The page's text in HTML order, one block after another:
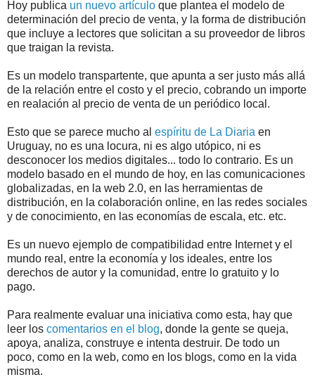
Hoy publica un nuevo artículo que plantea el modelo de
determinación del precio de venta, y la forma de distribución
que incluye a lectores que solicitan a su proveedor de libros
que traigan la revista.
Es un modelo transpartente, que apunta a ser justo más allá
de la relación entre el costo y el precio, cobrando un importe
en realación al precio de venta de un periódico local.
Esto que se parece mucho al espíritu de La Diaria en
Uruguay, no es una locura, ni es algo utópico, ni es
desconocer los medios digitales... todo lo contrario. Es un
modelo basado en el mundo de hoy, en las comunicaciones
globalizadas, en la web 2.0, en las herramientas de
distribución, en la colaboración online, en las redes sociales
y de conocimiento, en las economías de escala, etc. etc.
Es un nuevo ejemplo de compatibilidad entre Internet y el
mundo real, entre la economía y los ideales, entre los
derechos de autor y la comunidad, entre lo gratuito y lo
pago.
Para realmente evaluar una iniciativa como esta, hay que
leer los comentarios en el blog, donde la gente se queja,
apoya, analiza, construye e intenta destruir. De todo un
poco, como en la web, como en los blogs, como en la vida
misma.